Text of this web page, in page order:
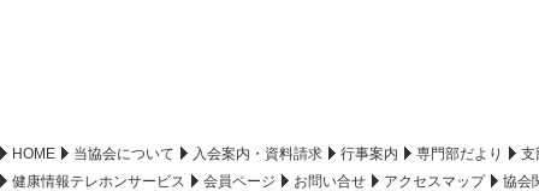
HOME 当協会について 入会案内・資料請求 行事案内 専門部だより
支
健康情報テレホンサービス
会員ページ お問い合せ アクセスマップ 協会